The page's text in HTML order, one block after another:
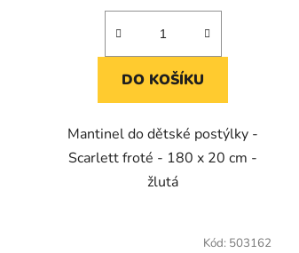
DO KOŠÍKU
Mantinel do dětské postýlky -
Scarlett froté - 180 x 20 cm -
žlutá
Kód: 503162